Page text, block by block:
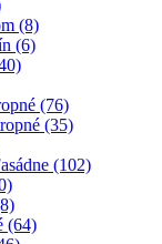
(8)
(6)
(76)
(35)
(102)
(64)